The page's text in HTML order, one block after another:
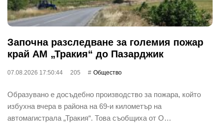
Започна разследване за големия пожар
край АМ „Тракия“ до Пазарджик
07.08.2026 17:50:44 205 Общество
Образувано е досъдебно производство за пожара, който
избухна вчера в района на 69-и километър на
автомагистрала „Тракия“. Това съобщиха от О…